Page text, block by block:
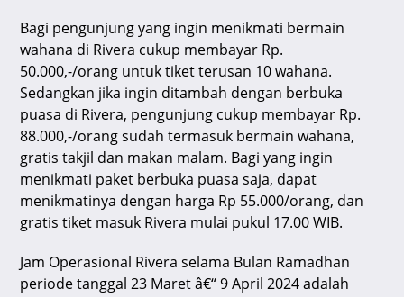
Bagi pengunjung yang ingin menikmati bermain
wahana di Rivera cukup membayar Rp.
50.000,-/orang untuk tiket terusan 10 wahana.
Sedangkan jika ingin ditambah dengan berbuka
puasa di Rivera, pengunjung cukup membayar Rp.
88.000,-/orang sudah termasuk bermain wahana,
gratis takjil dan makan malam. Bagi yang ingin
menikmati paket berbuka puasa saja, dapat
menikmatinya dengan harga Rp 55.000/orang, dan
gratis tiket masuk Rivera mulai pukul 17.00 WIB.
Jam Operasional Rivera selama Bulan Ramadhan
periode tanggal 23 Maret â€“ 9 April 2024 adalah